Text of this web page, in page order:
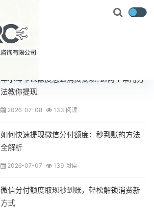
羊小咩卡包额度怎么消费变现?这两个常用方
法教你提现
2026-07-08 133 阅读
如何快速提现微信分付额度：秒到账的方法
全解析
2026-07-07 139 阅读
微信分付额度取现秒到账，轻松解锁消费新
方式